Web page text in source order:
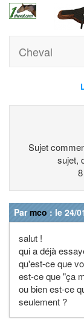
Cheval
Sujet
sujet,
Parmco : le 24/
salut !
qui a déjà
qu'est-ce que
est-ce que "ça
ou bien est-ce
seulement ?